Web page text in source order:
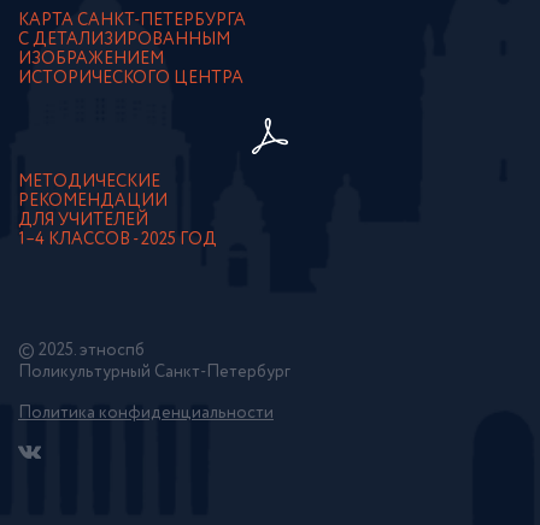
КАРТА САНКТ-ПЕТЕРБУРГА
С ДЕТАЛИЗИРОВАННЫМ
ИЗОБРАЖЕНИЕМ
ИСТОРИЧЕСКОГО ЦЕНТРА
МЕТОДИЧЕСКИЕ
РЕКОМЕНДАЦИИ
ДЛЯ УЧИТЕЛЕЙ
1–4 КЛАССОВ - 2025 ГОД
© 2025. этноспб
Поликультурный Санкт-Петербург
Политика конфиденциальности